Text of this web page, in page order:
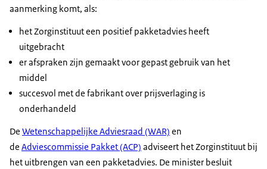
aanmerking komt, als:
het Zorginstituut een positief pakketadvies heeft
uitgebracht
er afspraken zijn gemaakt voor gepast gebruik van het
middel
succesvol met de fabrikant over prijsverlaging is
onderhandeld
De Wetenschappelijke Adviesraad (WAR) en
de Adviescommissie Pakket (ACP) adviseert het Zorginstituut bij
het uitbrengen van een pakketadvies. De minister besluit